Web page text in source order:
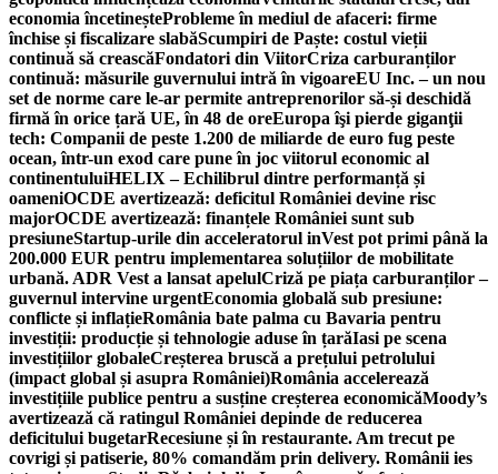
economia încetineșteProbleme în mediul de afaceri: firme
închise și fiscalizare slabăScumpiri de Paște: costul vieții
continuă să creascăFondatori din ViitorCriza carburanților
continuă: măsurile guvernului intră în vigoareEU Inc. – un nou
set de norme care le-ar permite antreprenorilor să-și deschidă
firmă în orice țară UE, în 48 de oreEuropa îşi pierde giganţii
tech: Companii de peste 1.200 de miliarde de euro fug peste
ocean, într-un exod care pune în joc viitorul economic al
continentuluiHELIX – Echilibrul dintre performanță și
oameniOCDE avertizează: deficitul României devine risc
majorOCDE avertizează: finanțele României sunt sub
presiuneStartup-urile din acceleratorul inVest pot primi până la
200.000 EUR pentru implementarea soluțiilor de mobilitate
urbană. ADR Vest a lansat apelulCriză pe piața carburanților –
guvernul intervine urgentEconomia globală sub presiune:
conflicte și inflațieRomânia bate palma cu Bavaria pentru
investiții: producție și tehnologie aduse în țarăIasi pe scena
investițiilor globaleCreșterea bruscă a prețului petrolului
(impact global și asupra României)România accelerează
investițiile publice pentru a susține creșterea economicăMoody’s
avertizează că ratingul României depinde de reducerea
deficitului bugetarRecesiune și în restaurante. Am trecut pe
covrigi și patiserie, 80% comandăm prin delivery. Românii ies